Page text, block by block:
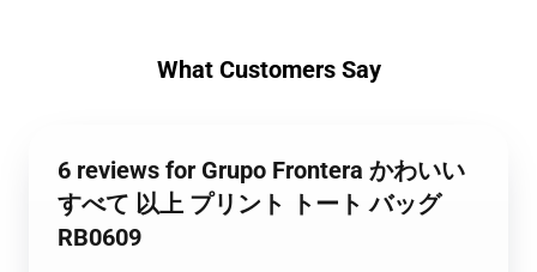
What Customers Say
6 reviews for Grupo Frontera かわいい
すべて 以上 プリント トート バッグ
RB0609